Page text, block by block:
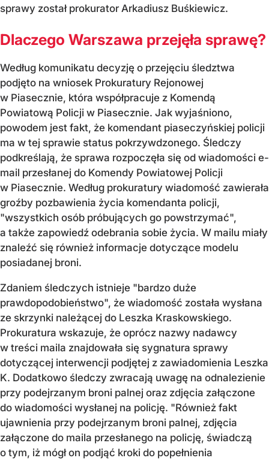
sprawy został prokurator Arkadiusz Buśkiewicz.
Dlaczego Warszawa przejęła sprawę?
Według komunikatu decyzję o przejęciu śledztwa
podjęto na wniosek Prokuratury Rejonowej
w Piasecznie, która współpracuje z Komendą
Powiatową Policji w Piasecznie. Jak wyjaśniono,
powodem jest fakt, że komendant piaseczyńskiej policji
ma w tej sprawie status pokrzywdzonego. Śledczy
podkreślają, że sprawa rozpoczęła się od wiadomości e-
mail przesłanej do Komendy Powiatowej Policji
w Piasecznie. Według prokuratury wiadomość zawierała
groźby pozbawienia życia komendanta policji,
"wszystkich osób próbujących go powstrzymać",
a także zapowiedź odebrania sobie życia. W mailu miały
znaleźć się również informacje dotyczące modelu
posiadanej broni.
Zdaniem śledczych istnieje "bardzo duże
prawdopodobieństwo", że wiadomość została wysłana
ze skrzynki należącej do Leszka Kraskowskiego.
Prokuratura wskazuje, że oprócz nazwy nadawcy
w treści maila znajdowała się sygnatura sprawy
dotyczącej interwencji podjętej z zawiadomienia Leszka
K. Dodatkowo śledczy zwracają uwagę na odnalezienie
przy podejrzanym broni palnej oraz zdjęcia załączone
do wiadomości wysłanej na policję. "Również fakt
ujawnienia przy podejrzanym broni palnej, zdjęcia
załączone do maila przesłanego na policję, świadczą
o tym, iż mógł on podjąć kroki do popełnienia